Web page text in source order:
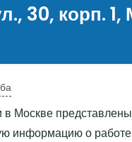
30, корп.
Москве
информацию о